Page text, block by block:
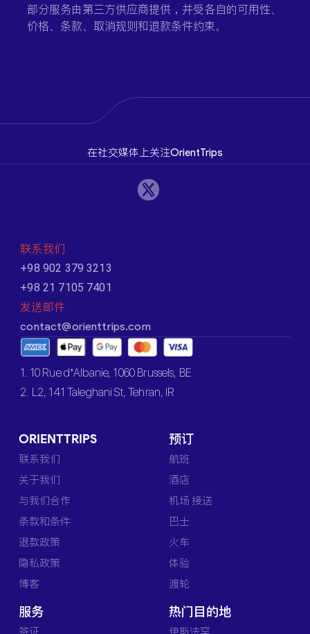
部分服务由第三方供应商提供，并受各自的可用性、
价格、条款、取消规则和退款条件约束。
在社交媒体上关注OrientTrips
联系我们
+98 902 379 3213
+98 21 7105 7401
发送邮件
contact@orienttrips.com
1. 10 Rue d’Albanie, 1060 Brussels, BE
2. L2, 141 Taleghani St, Tehran, IR
ORIENTTRIPS
联系我们
关于我们
与我们合作
条款和条件
退款政策
隐私政策
博客
预订
航班
酒店
机场 接送
巴士
火车
体验
渡轮
服务 热门目的地